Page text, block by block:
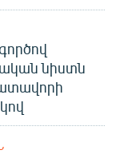
նիստն